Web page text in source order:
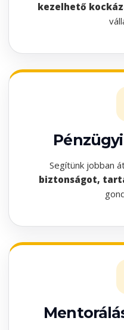
kezelhető
Segítünk jobban
biztonságot,